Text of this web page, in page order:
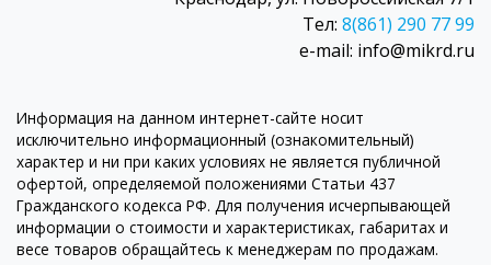
Тел: 8(861) 290 77 99
e-mail: info@mikrd.ru
Информация на данном интернет-сайте носит
исключительно информационный (ознакомительный)
характер и ни при каких условиях не является публичной
офертой, определяемой положениями Статьи 437
Гражданского кодекса РФ. Для получения исчерпывающей
информации о стоимости и характеристиках, габаритах и
весе товаров обращайтесь к менеджерам по продажам.